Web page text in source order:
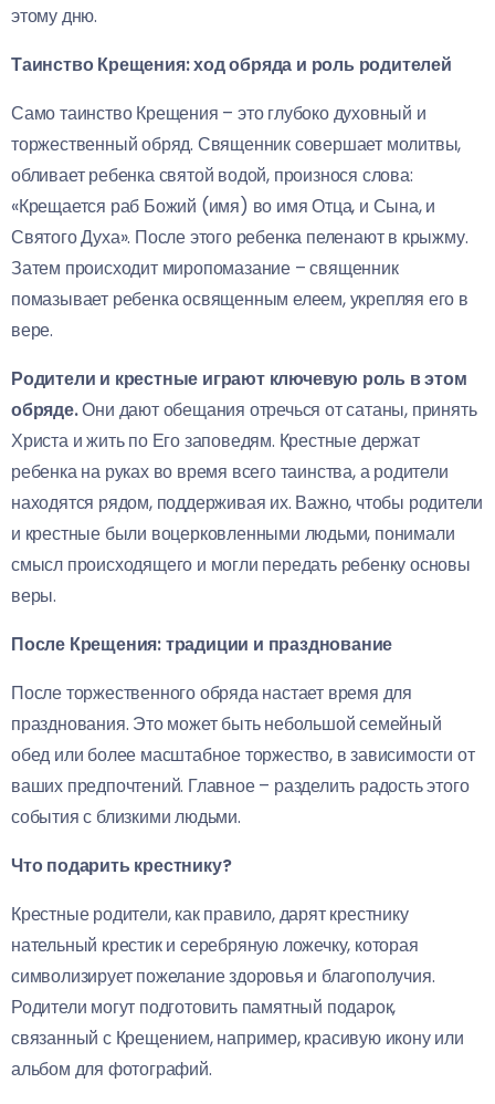
этому дню.
Таинство Крещения: ход обряда и роль родителей
Само таинство Крещения – это глубоко духовный и
торжественный обряд. Священник совершает молитвы,
обливает ребенка святой водой, произнося слова:
«Крещается раб Божий (имя) во имя Отца, и Сына, и
Святого Духа». После этого ребенка пеленают в крыжму.
Затем происходит миропомазание – священник
помазывает ребенка освященным елеем, укрепляя его в
вере.
Родители и крестные играют ключевую роль в этом
обряде.Они дают обещания отречься от сатаны, принять
Христа и жить по Его заповедям. Крестные держат
ребенка на руках во время всего таинства, а родители
находятся рядом, поддерживая их. Важно, чтобы родители
и крестные были воцерковленными людьми, понимали
смысл происходящего и могли передать ребенку основы
веры.
После Крещения: традиции и празднование
После торжественного обряда настает время для
празднования. Это может быть небольшой семейный
обед или более масштабное торжество, в зависимости от
ваших предпочтений. Главное – разделить радость этого
события с близкими людьми.
Что подарить крестнику?
Крестные родители, как правило, дарят крестнику
нательный крестик и серебряную ложечку, которая
символизирует пожелание здоровья и благополучия.
Родители могут подготовить памятный подарок,
связанный с Крещением, например, красивую икону или
альбом для фотографий.